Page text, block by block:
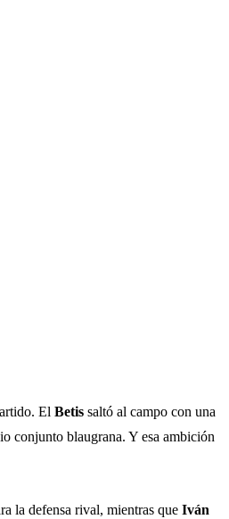
El Betis saltó al campo con una
conjunto blaugrana. Y esa ambición
la defensa rival, mientras que Iván